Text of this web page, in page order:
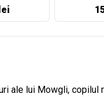
ale lui Mowgli,